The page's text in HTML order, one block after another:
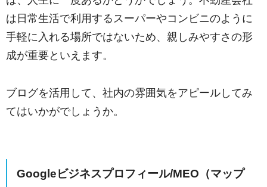
は日常生活で利用するスーパーやコンビニのように
手軽に入れる場所ではないため、親しみやすさの形
成が重要といえます。
ブログを活用して、社内の雰囲気をアピールしてみ
てはいかがでしょうか。
Googleビジネスプロフィール/MEO（マップ